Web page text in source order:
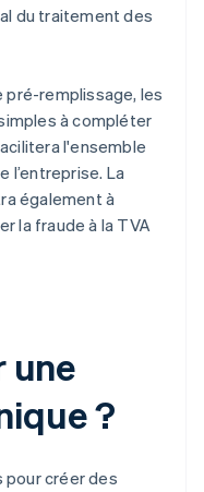
du traitement des
pré-remplissage, les
à compléter
l'ensemble
l’entreprise. La
également à
la fraude à la TVA
une
?
pour créer des